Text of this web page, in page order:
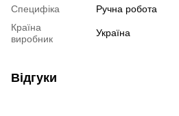
Специфіка
Ручна робота
Країна
виробник
Україна
Відгуки